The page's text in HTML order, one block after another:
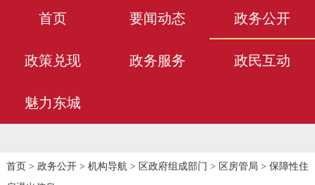
首页 要闻动态 政务公开
政策兑现 政务服务 政民互动
魅力东城
首页 > 政务公开> 机构导航 > 区政府组成部门 > 区房管局 > 保障性住